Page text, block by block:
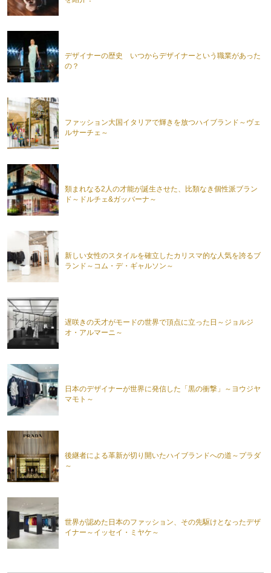
デザイナーの歴史 いつからデザイナーという職業があった
の？
ファッション大国イタリアで輝きを放つハイブランド～ヴェ
ルサーチェ～
類まれなる2人の才能が誕生させた、比類なき個性派ブラン
ド～ドルチェ&ガッバーナ～
新しい女性のスタイルを確立したカリスマ的な人気を誇るブ
ランド～コム・デ・ギャルソン～
遅咲きの天才がモードの世界で頂点に立った日～ジョルジ
オ・アルマーニ～
日本のデザイナーが世界に発信した「黒の衝撃」～ヨウジヤ
マモト～
後継者による革新が切り開いたハイブランドへの道～プラダ
～
世界が認めた日本のファッション、その先駆けとなったデザ
イナー～イッセイ・ミヤケ～